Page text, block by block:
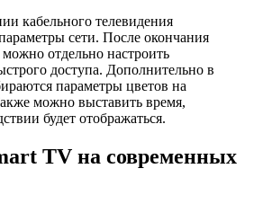
кабельного телевидения
сети. После окончания
отдельно настроить
доступа. Дополнительно в
параметры цветов на
можно выставить время,
будет отображаться.
TV на современных